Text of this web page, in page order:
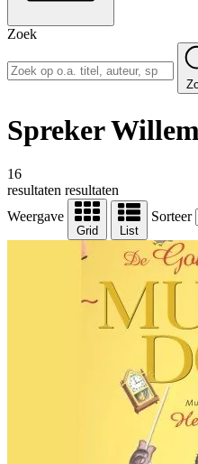
Zoek
Spreker
16
resultaten resultaten
Weergave
Grid List
Sorteer